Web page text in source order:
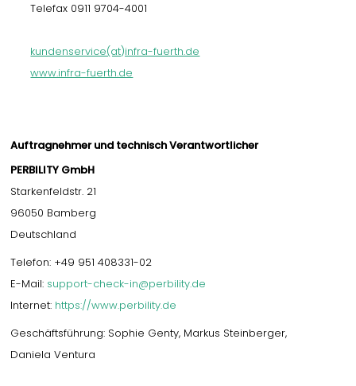
Telefax 0911 9704-4001
kundenservice(at)infra-fuerth.de
www.infra-fuerth.de
Auftragnehmer und technisch Verantwortlicher
PERBILITY GmbH
Starkenfeldstr. 21
96050 Bamberg
Deutschland
Telefon: +49 951 408331-02
E-Mail: support-check-in@perbility.de
Internet: https://www.perbility.de
Geschäftsführung: Sophie Genty, Markus Steinberger,
Daniela Ventura